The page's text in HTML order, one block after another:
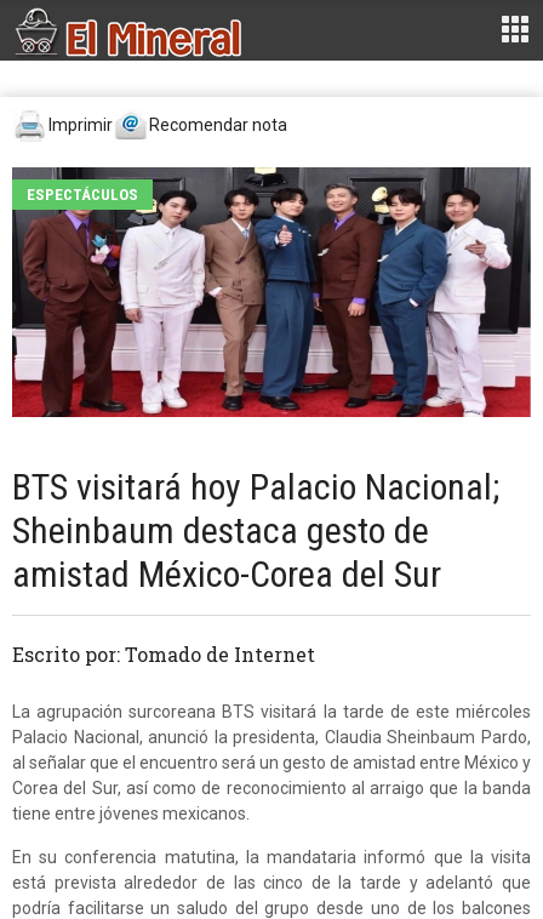
Imprimir Recomendar nota
ESPECTÁCULOS
BTS visitará hoy Palacio Nacional;
Sheinbaum destaca gesto de
amistad México-Corea del Sur
Escrito por: Tomado de Internet
La agrupación surcoreana BTS visitará la tarde de este miércoles
Palacio Nacional, anunció la presidenta, Claudia Sheinbaum Pardo,
al señalar que el encuentro será un gesto de amistad entre México y
Corea del Sur, así como de reconocimiento al arraigo que la banda
tiene entre jóvenes mexicanos.
En su conferencia matutina, la mandataria informó que la visita
está prevista alrededor de las cinco de la tarde y adelantó que
podría facilitarse un saludo del grupo desde uno de los balcones